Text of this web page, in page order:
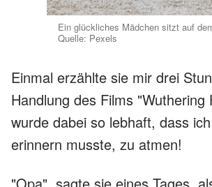
Ein glückliches Mädchen sitzt auf
Quelle: Pexels
Einmal erzählte sie mir drei
Handlung des Films "Wuthering
wurde dabei so lebhaft, dass
erinnern musste, zu atmen!
"Opa", sagte sie eines Tages,